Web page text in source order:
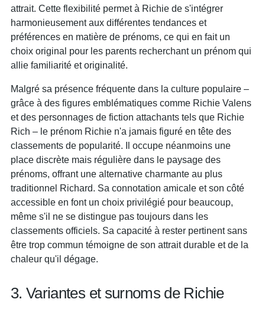
attrait. Cette flexibilité permet à Richie de s'intégrer
harmonieusement aux différentes tendances et
préférences en matière de prénoms, ce qui en fait un
choix original pour les parents recherchant un prénom qui
allie familiarité et originalité.
Malgré sa présence fréquente dans la culture populaire –
grâce à des figures emblématiques comme Richie Valens
et des personnages de fiction attachants tels que Richie
Rich – le prénom Richie n'a jamais figuré en tête des
classements de popularité. Il occupe néanmoins une
place discrète mais régulière dans le paysage des
prénoms, offrant une alternative charmante au plus
traditionnel Richard. Sa connotation amicale et son côté
accessible en font un choix privilégié pour beaucoup,
même s'il ne se distingue pas toujours dans les
classements officiels. Sa capacité à rester pertinent sans
être trop commun témoigne de son attrait durable et de la
chaleur qu'il dégage.
3. Variantes et surnoms de Richie